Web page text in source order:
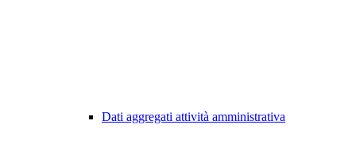
Dati aggregati attività amministrativa